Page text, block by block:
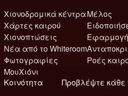
Χιονοδρομικά κέντρα
Χάρτες καιρού
Χιονοπτώσεις
Νέα από το Whiteroom
Φωτογραφίες
ΜουΧιόνι
Μέλος
Ροές
Κοινότητα
Προβλέψτε